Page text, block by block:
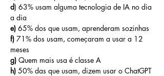
d) 63% usam alguma tecnologia de IA no dia
a dia
e) 65% dos que usam, aprenderam sozinhas
f) 71% dos usam, começaram a usar a 12
meses
g) Quem mais usa é classe A
h) 50% das que usam, dizem usar o ChatGPT